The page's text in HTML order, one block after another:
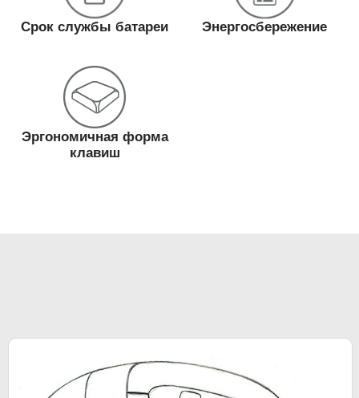
Срок службы батареи Энергосбережение
Эргономичная форма
клавиш